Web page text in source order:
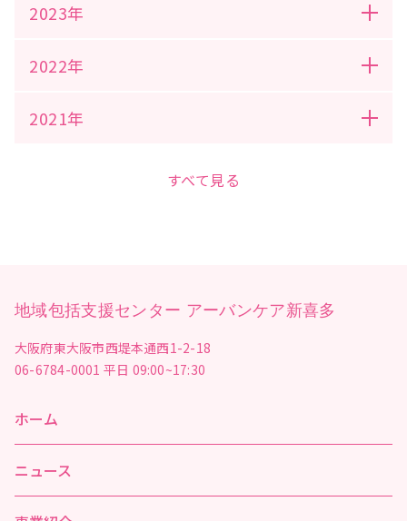
2023年
2022年
2021年
すべて見る
地域包括支援センター アーバンケア新喜多
大阪府東大阪市西堤本通西1-2-18
06-6784-0001 平日 09:00~17:30
ホーム
ニュース